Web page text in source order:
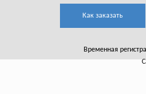
Как заказать
Временная